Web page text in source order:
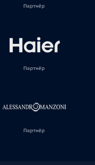
Партнёр
Партнёр
Партнёр